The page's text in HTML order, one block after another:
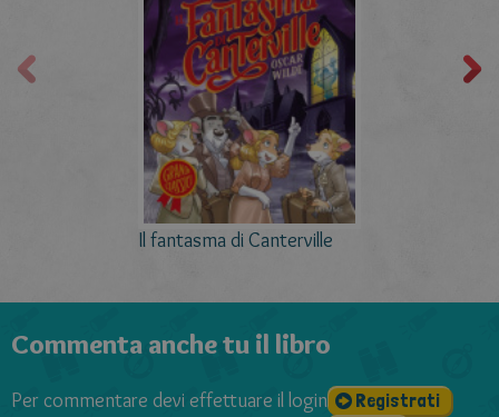
Il fantasma di Canterville
Commenta anche tu il libro
Per commentare devi effettuare il login
Registrati